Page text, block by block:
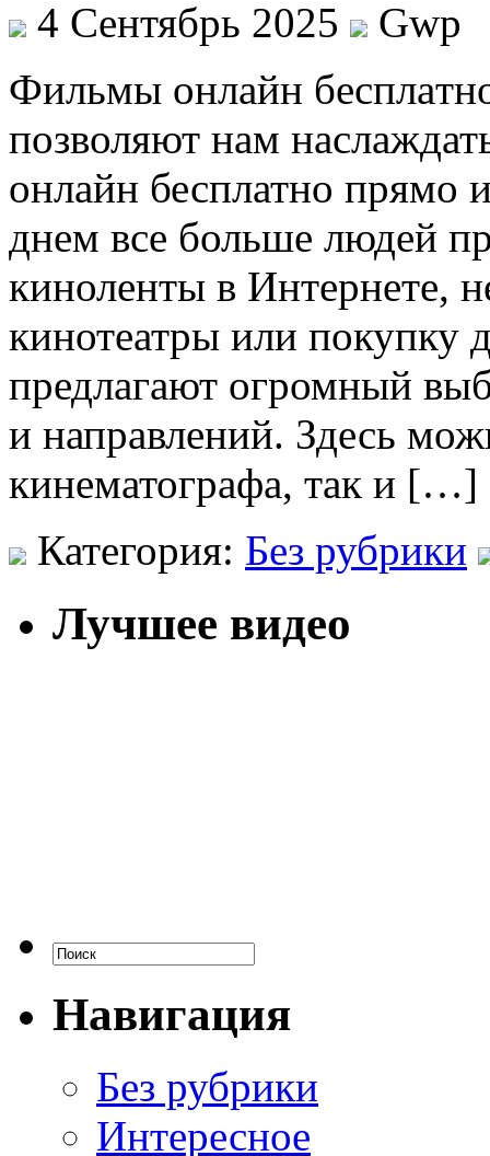
4 Сентябрь 2025
Gwp
Фильмы oнлaйн
позволяют нам
онлайн бесплатно прямо
днем все больше людей
киноленты в Интернете,
кинотеатры или покупку
предлагают огромный
и направлений. Здесь
кинематографа, так и […]
Категория: Без рубрики
Лучшее видео
Навигация
Без рубрики
Интересное